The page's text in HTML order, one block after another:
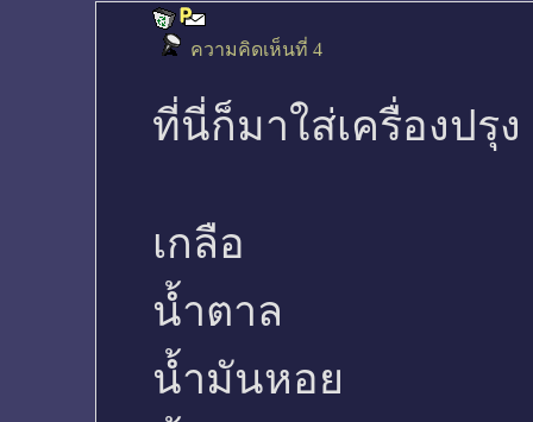
ความคิดเห็นที่ 4
ที่นี่ก็มาใส่เครื่องปรุง
เกลือ
น้ำตาล
น้ำมันหอย